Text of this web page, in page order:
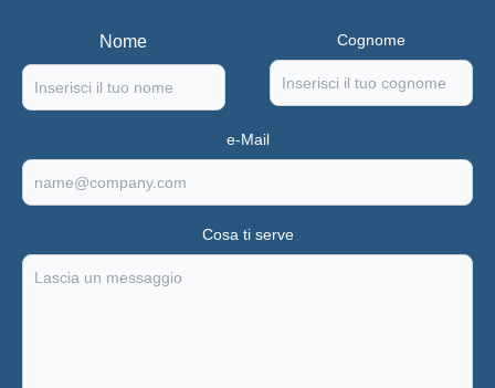
Nome Cognome
e-Mail
Cosa ti serve